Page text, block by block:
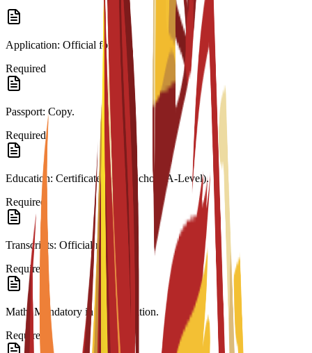
Application: Official form.
Required
Passport: Copy.
Required
Education: Certificate (High School/A-Level).
Required
Transcripts: Official records.
Required
Math: Mandatory in last education.
Required